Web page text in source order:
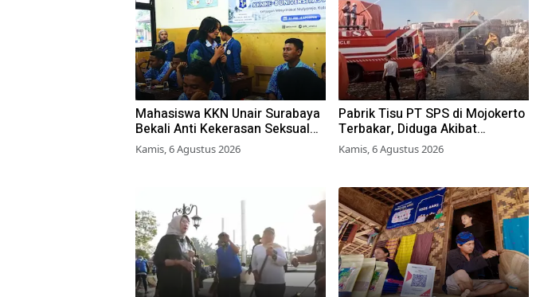
Mahasiswa KKN Unair Surabaya
Bekali Anti Kekerasan Seksual
pada Siswa SMK
Kamis, 6 Agustus 2026
Pabrik Tisu PT SPS di Mojokerto
Terbakar, Diduga Akibat
Pembakaran Lahan Tebu
Kamis, 6 Agustus 2026